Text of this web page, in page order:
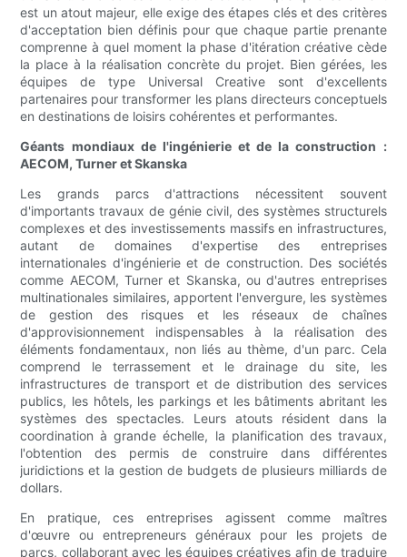
est un atout majeur, elle exige des étapes clés et des critères
d'acceptation bien définis pour que chaque partie prenante
comprenne à quel moment la phase d'itération créative cède
la place à la réalisation concrète du projet. Bien gérées, les
équipes de type Universal Creative sont d'excellents
partenaires pour transformer les plans directeurs conceptuels
en destinations de loisirs cohérentes et performantes.
Géants mondiaux de l'ingénierie et de la construction :
AECOM, Turner et Skanska
Les grands parcs d'attractions nécessitent souvent
d'importants travaux de génie civil, des systèmes structurels
complexes et des investissements massifs en infrastructures,
autant de domaines d'expertise des entreprises
internationales d'ingénierie et de construction. Des sociétés
comme AECOM, Turner et Skanska, ou d'autres entreprises
multinationales similaires, apportent l'envergure, les systèmes
de gestion des risques et les réseaux de chaînes
d'approvisionnement indispensables à la réalisation des
éléments fondamentaux, non liés au thème, d'un parc. Cela
comprend le terrassement et le drainage du site, les
infrastructures de transport et de distribution des services
publics, les hôtels, les parkings et les bâtiments abritant les
systèmes des spectacles. Leurs atouts résident dans la
coordination à grande échelle, la planification des travaux,
l'obtention des permis de construire dans différentes
juridictions et la gestion de budgets de plusieurs milliards de
dollars.
En pratique, ces entreprises agissent comme maîtres
d'œuvre ou entrepreneurs généraux pour les projets de
parcs, collaborant avec les équipes créatives afin de traduire